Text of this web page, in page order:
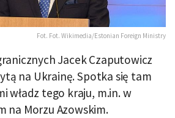
Fot. Fot. Wikimedia/Estonian Foreign Ministry
Jacek Czaputowicz
na Ukrainę. Spotka się tam
władz tego kraju, m.in. w
na Morzu Azowskim.